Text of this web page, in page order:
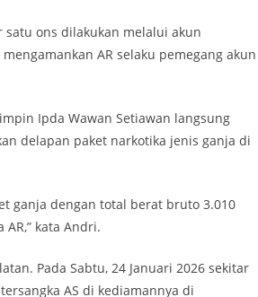
ons dilakukan melalui akun
AR selaku pemegang akun
Ipda Wawan Setiawan langsung
delapan paket narkotika jenis ganja di
ganja dengan total berat bruto 3.010
kata Andri.
Pada Sabtu, 24 Januari 2026 sekitar
AS di kediamannya di